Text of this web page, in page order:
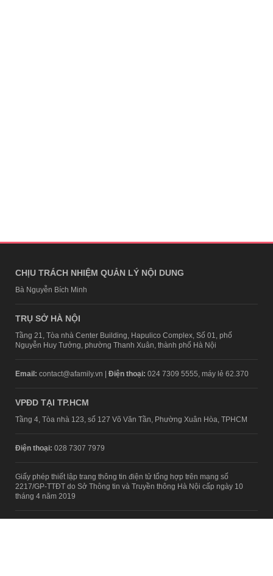
CHỊU TRÁCH NHIỆM QUẢN LÝ NỘI DUNG
Bà Nguyễn Bích Minh
TRỤ SỞ HÀ NỘI
Tầng 21, Tòa nhà Center Building, Hapulico Complex, Số 01, phố
Nguyễn Huy Tưởng, phường Thanh Xuân, thành phố Hà Nội
Email: contact@afamily.vn | Điện thoại: 024 7309 5555, máy lẻ 62.370
VPĐD TẠI TP.HCM
Tầng 4, Tòa nhà 123, số 127 Võ Văn Tần, Phường Xuân Hòa, TPHCM
Điện thoại: 028 7307 7979
Giấy phép thiết lập trang thông tin điện tử tổng hợp trên mạng số
2217/GP-TTĐT do Sở Thông tin và Truyền thông Hà Nội cấp ngày 10
tháng 4 năm 2019